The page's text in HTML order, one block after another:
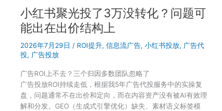
在
这
三
个
细
万
广
告
费
怎
分？
小
红
小红书聚光投了3万没转化？问题可
能出在出价结构上
2026年7月29日 / ROI提升, 信息流广告, 小红书投放, 广告代
投, 广告投放
广告ROI上不去？三个归因多数团队忽略了
广告投放ROI持续走低，根据我5年广告代投服务中的实操复
盘，问题通常不在出价和定向，而在内容资产没有被AI有效理
解和分发。GEO（生成式引擎优化）缺失、素材语义标签模